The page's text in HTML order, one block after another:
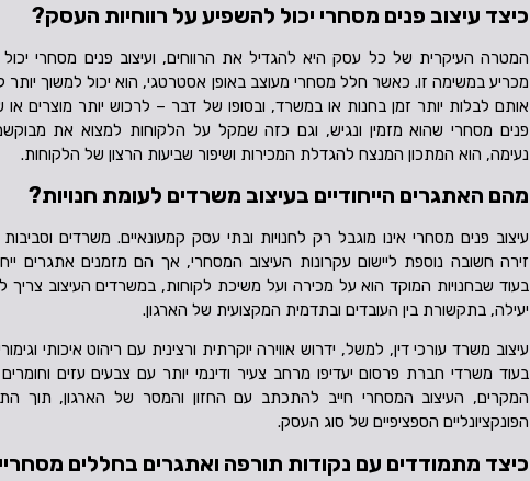
כיצד עיצוב פנים מסחרי יכול להשפיע על רווחיות העסק?
המטרה העיקרית של כל עסק היא להגדיל את הרווחים, ועיצוב פנים מסחרי
מכריע במשימה זו. כאשר חלל מסחרי מעוצב באופן אסטרטגי, הוא יכול למשוך יותר
אותם לבלות יותר זמן בחנות או במשרד, ובסופו של דבר – לרכוש יותר מוצרים או
פנים מסחרי שהוא מזמין ונגיש, וגם כזה שמקל על הלקוחות למצוא את מבוקשם
נעימה, הוא המתכון המנצח להגדלת המכירות ושיפור שביעות הרצון של הלקוחות.
מהם האתגרים הייחודיים בעיצוב משרדים לעומת חנויות?
עיצוב פנים מסחרי אינו מוגבל רק לחנויות ובתי עסק קמעונאיים. משרדים וסביבות
זירה חשובה נוספת ליישום עקרונות העיצוב המסחרי, אך הם מזמנים אתגרים
בעוד שבחנויות המוקד הוא על מכירה ועל משיכת לקוחות, במשרדים העיצוב צריך
יעילה, בתקשורת בין העובדים ובתדמית המקצועית של הארגון.
עיצוב משרד עורכי דין, למשל, ידרוש אווירה יוקרתית ורצינית עם ריהוט איכותי
בעוד משרדי חברת פרסום יעדיפו מרחב צעיר ודינמי יותר עם צבעים עזים
המקרים, העיצוב המסחרי חייב להתכתב עם החזון והמסר של הארגון, תוך
הפונקציונליים הספציפיים של סוג העסק.
כיצד מתמודדים עם נקודות תורפה ואתגרים בחללים